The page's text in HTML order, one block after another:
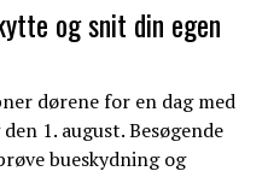
og snit din egen
dørene for en dag med
1. august. Besøgende
bueskydning og